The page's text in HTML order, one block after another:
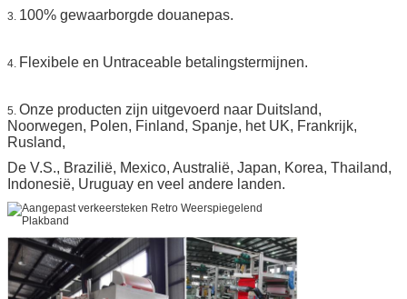
3. 100% gewaarborgde douanepas.
4. Flexibele en Untraceable betalingstermijnen.
5. Onze producten zijn uitgevoerd naar Duitsland,
Noorwegen, Polen, Finland, Spanje, het UK, Frankrijk,
Rusland,
De V.S., Brazilië, Mexico, Australië, Japan, Korea, Thailand,
Indonesië, Uruguay en veel andere landen.